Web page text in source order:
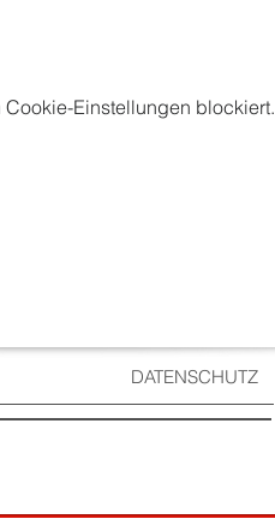
Einstellungen blockiert.
DATENSCHUTZ